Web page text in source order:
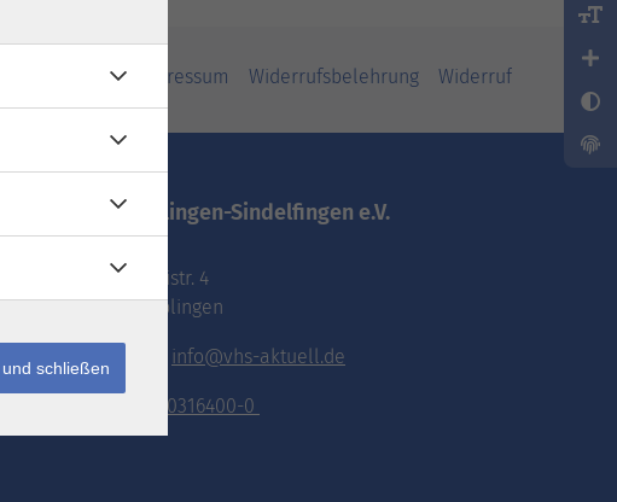
Impressum Widerrufsbelehrung Widerruf
vhs.Böblingen-Sindelfingen e.V.
Pestalozzistr. 4
71032 Böblingen
info@vhs-aktuell.de
070316400-0
schließen